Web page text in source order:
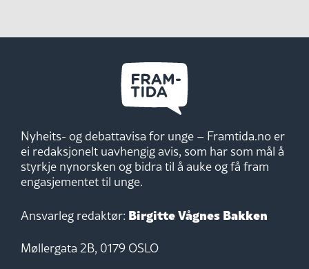
Nyheits- og debattavisa for unge – Framtida.no er
ei redaksjonelt uavhengig avis, som har som mål å
styrkje nynorsken og bidra til å auke og få fram
engasjementet til unge.
Ansvarleg redaktør: Birgitte Vågnes Bakken
Møllergata 2B, 0179 OSLO